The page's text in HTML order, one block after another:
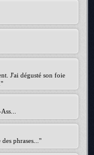
J'ai dégusté son foie
phrases..."